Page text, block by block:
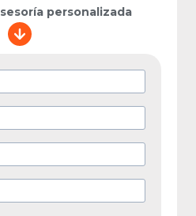
personalizada